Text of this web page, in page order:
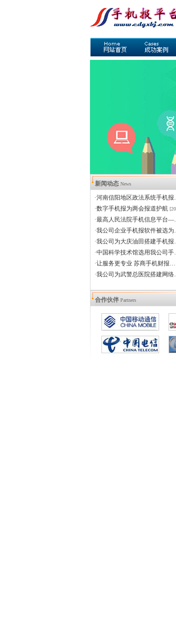
新闻动态 News
·河南信阳地区政法系统手机
·数字手机报为两会报道护航
·最高人民法院手机信息平台
·我公司企业手机报软件被选
·我公司为大庆油田搭建手机
·中国科学技术馆选用我公司
·让服务更专业 苏商手机财报…
·我公司为武警总医院搭建网
合作伙伴 Partners